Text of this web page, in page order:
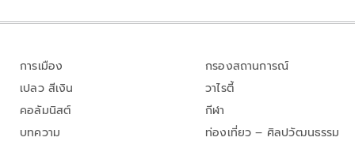
การเมือง
เปลว สีเงิน
คอลัมนิสต์
บทความ
กรองสถานการณ์
วาไรตี้
กีฬา
ท่องเที่ยว – ศิลปวัฒนธรรม